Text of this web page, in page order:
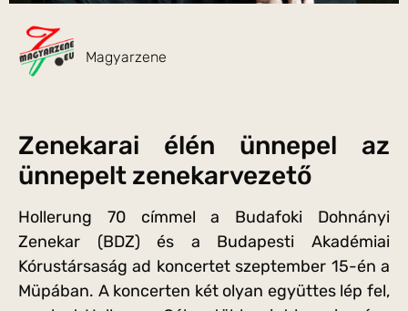
Magyarzene
Zenekarai élén ünnepel az
ünnepelt zenekarvezető
Hollerung 70 címmel a Budafoki Dohnányi
Zenekar (BDZ) és a Budapesti Akadémiai
Kórustársaság ad koncertet szeptember 15-én a
Müpában. A koncerten két olyan együttes lép fel,